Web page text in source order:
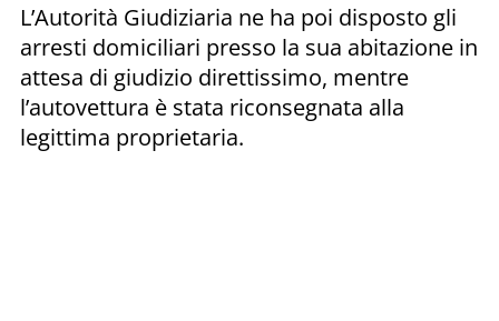
L’Autorità Giudiziaria ne ha poi disposto gli
arresti domiciliari presso la sua abitazione in
attesa di giudizio direttissimo, mentre
l’autovettura è stata riconsegnata alla
legittima proprietaria.